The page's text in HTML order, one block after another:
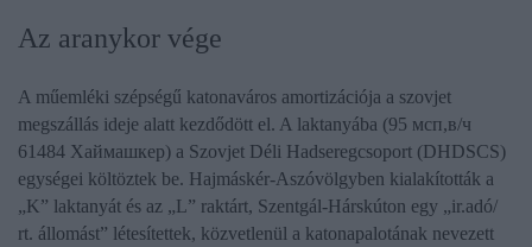
Az aranykor vége
A műemléki szépségű katonaváros amortizációja a szovjet
megszállás ideje alatt kezdődött el. A laktanyába (95 мсп,в/ч
61484 Хаймашкер) a Szovjet Déli Hadseregcsoport (DHDSCS)
egységei költöztek be. Hajmáskér-Aszóvölgyben kialakították a
„K” laktanyát és az „L” raktárt, Szentgál-Hárskúton egy „ir.adó/
rt. állomást” létesítettek, közvetlenül a katonapalotának nevezett